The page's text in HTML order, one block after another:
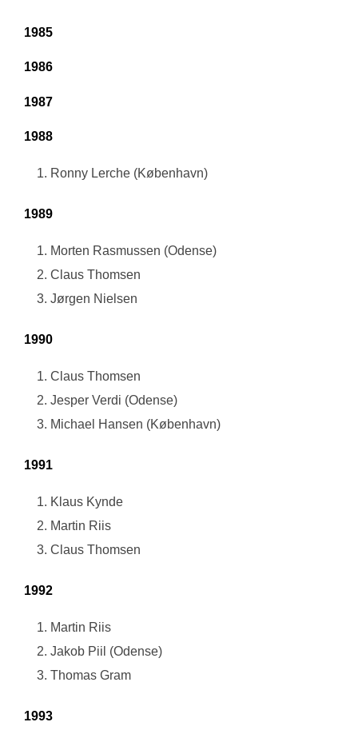
1985
1986
1987
1988
Ronny Lerche (København)
1989
Morten Rasmussen (Odense)
Claus Thomsen
Jørgen Nielsen
1990
Claus Thomsen
Jesper Verdi (Odense)
Michael Hansen (København)
1991
Klaus Kynde
Martin Riis
Claus Thomsen
1992
Martin Riis
Jakob Piil (Odense)
Thomas Gram
1993